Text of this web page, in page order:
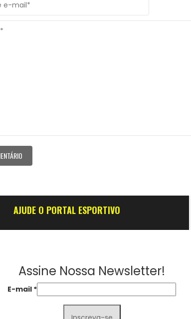
AJUDE O PORTAL ESPORTIVO
Assine Nossa Newsletter!
E-mail *